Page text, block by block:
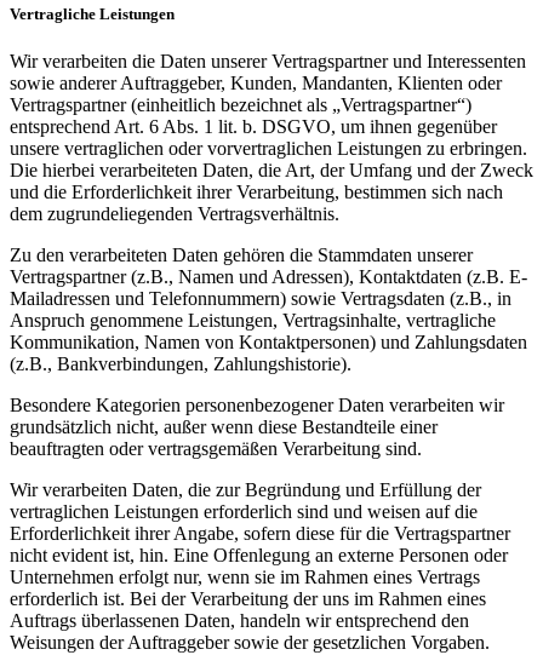
Vertragliche Leistungen
Wir verarbeiten die Daten unserer Vertragspartner und Interessenten
sowie anderer Auftraggeber, Kunden, Mandanten, Klienten oder
Vertragspartner (einheitlich bezeichnet als „Vertragspartner“)
entsprechend Art. 6 Abs. 1 lit. b. DSGVO, um ihnen gegenüber
unsere vertraglichen oder vorvertraglichen Leistungen zu erbringen.
Die hierbei verarbeiteten Daten, die Art, der Umfang und der Zweck
und die Erforderlichkeit ihrer Verarbeitung, bestimmen sich nach
dem zugrundeliegenden Vertragsverhältnis.
Zu den verarbeiteten Daten gehören die Stammdaten unserer
Vertragspartner (z.B., Namen und Adressen), Kontaktdaten (z.B. E-
Mailadressen und Telefonnummern) sowie Vertragsdaten (z.B., in
Anspruch genommene Leistungen, Vertragsinhalte, vertragliche
Kommunikation, Namen von Kontaktpersonen) und Zahlungsdaten
(z.B., Bankverbindungen, Zahlungshistorie).
Besondere Kategorien personenbezogener Daten verarbeiten wir
grundsätzlich nicht, außer wenn diese Bestandteile einer
beauftragten oder vertragsgemäßen Verarbeitung sind.
Wir verarbeiten Daten, die zur Begründung und Erfüllung der
vertraglichen Leistungen erforderlich sind und weisen auf die
Erforderlichkeit ihrer Angabe, sofern diese für die Vertragspartner
nicht evident ist, hin. Eine Offenlegung an externe Personen oder
Unternehmen erfolgt nur, wenn sie im Rahmen eines Vertrags
erforderlich ist. Bei der Verarbeitung der uns im Rahmen eines
Auftrags überlassenen Daten, handeln wir entsprechend den
Weisungen der Auftraggeber sowie der gesetzlichen Vorgaben.